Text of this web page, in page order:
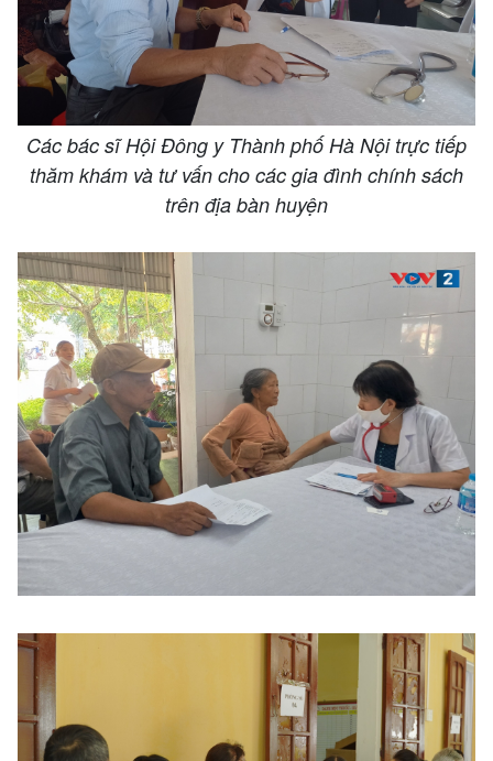
Các bác sĩ Hội Đông y Thành phố Hà Nội trực tiếp
thăm khám và tư vấn cho các gia đình chính sách
trên địa bàn huyện